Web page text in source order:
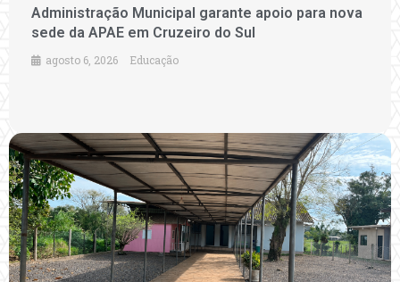
Administração Municipal garante apoio para nova
sede da APAE em Cruzeiro do Sul
agosto 6, 2026 Educação